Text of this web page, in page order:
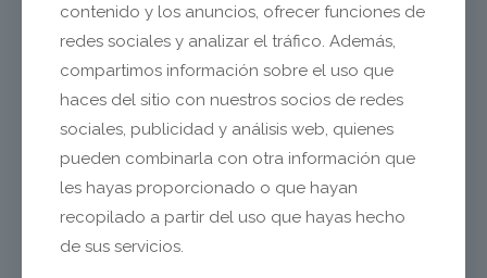
Pellentesque facilisis. Nulla imperdiet sit amet magna.
velit, rhoncus eu, luctus et interdum adipiscing wisi. Aliquam
erat ac ipsum. Integer aliquam purus. Quisque lorem tortor.
Client:
Muffin Group
Date:
May 13, 2014
Website:
contenido y los anuncios, ofrecer funciones de
redes sociales y analizar el tráfico. Además,
compartimos información sobre el uso que
haces del sitio con nuestros socios de redes
sociales, publicidad y análisis web, quienes
pueden combinarla con otra información que
les hayas proporcionado o que hayan
recopilado a partir del uso que hayas hecho
de sus servicios.